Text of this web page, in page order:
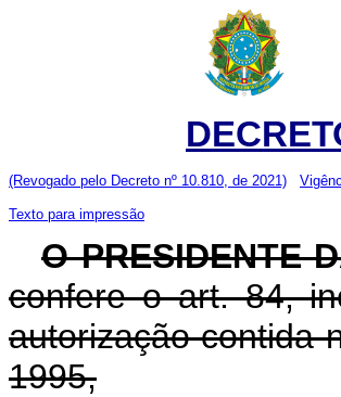
(Revogado pelo Decreto nº 10.810, de 2021)
Texto para impressão
O PRESIDENTE
confere o art. 84,
autorização contida
1995,